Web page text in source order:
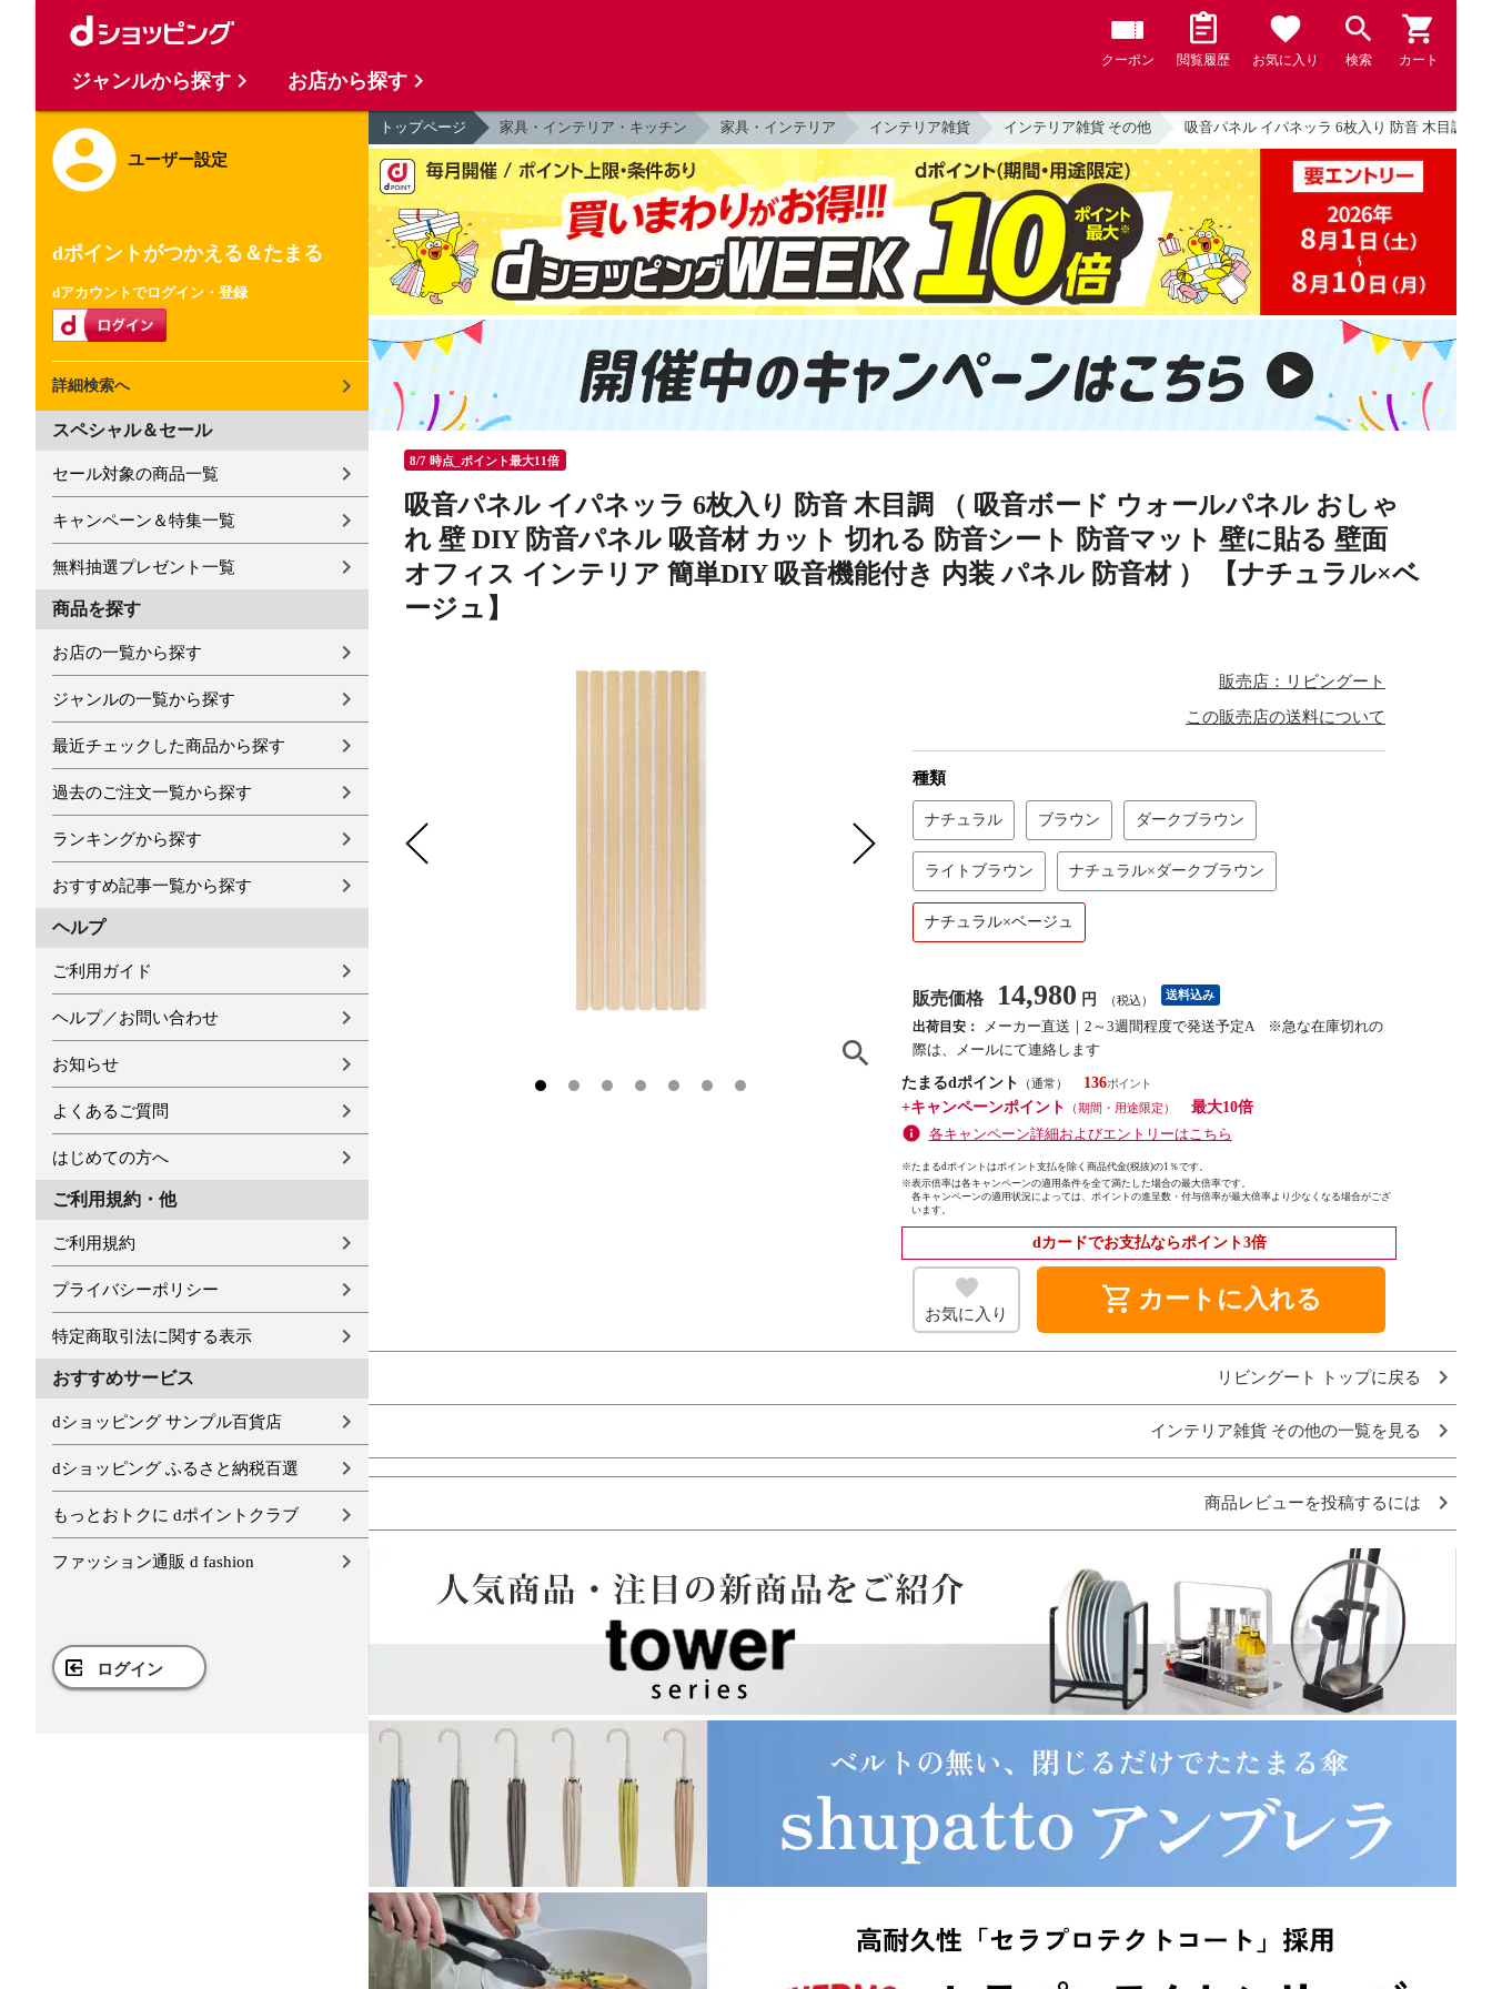
クーポン 閲覧履歴 お気に入り 検索 カート
ユーザー設定
dポイントがつかえる＆たまる
dアカウントでログイン・登録
詳細検索へ
スペシャル＆セール
セール対象の商品一覧
キャンペーン＆特集一覧
無料抽選プレゼント一覧
商品を探す
お店の一覧から探す
ジャンルの一覧から探す
最近チェックした商品から探す
過去のご注文一覧から探す
ランキングから探す
おすすめ記事一覧から探す
ヘルプ
ご利用ガイド
ヘルプ／お問い合わせ
お知らせ
よくあるご質問
はじめての方へ
ご利用規約・他
ご利用規約
プライバシーポリシー
特定商取引法に関する表示
おすすめサービス
dショッピング サンプル百貨店
dショッピング ふるさと納税百選
もっとおトクに dポイントクラブ
ファッション通販 d fashion
ログイン
トップページ 家具・インテリア・キッチン 家具・インテリア インテリア雑貨 インテリア雑貨 その他 吸音パネル イパネッラ 6枚入り 防音 木目調
8/7 時点_ポイント最大11倍
吸音パネル イパネッラ 6枚入り 防音 木目調 （ 吸音ボード ウォールパネル おしゃ
れ 壁 DIY 防音パネル 吸音材 カット 切れる 防音シート 防音マット 壁に貼る 壁面
オフィス インテリア 簡単DIY 吸音機能付き 内装 パネル 防音材 ） 【ナチュラル×ベ
ージュ】
販売店：リビングート
この販売店の送料について
種類
ナチュラル ブラウン ダークブラウン
ライトブラウン ナチュラル×ダークブラウン
ナチュラル×ベージュ
販売価格 14,980 円 （税込） 送料込み
出荷目安：
メーカー直送｜2～3週間程度で発送予定A ※急な在庫切れの
際は、メールにて連絡します
たまるdポイント
（通常）
136
+キャンペーンポイント
（期間・用途限定）
最大10倍
各キャンペーン詳細およびエントリーはこちら
※たまるdポイントはポイント支払を除く商品代金(税抜)の1％です。
※表示倍率は各キャンペーンの適用条件を全て満たした場合の最大倍率です。
各キャンペーンの適用状況によっては、ポイントの進呈数・付与倍率が最大倍率より少なくなる場合がござ
います。
dカードでお支払ならポイント3倍
お気に入り shopping_cart カートに入れる
リビングート トップに戻る
インテリア雑貨 その他の一覧を見る
商品レビューを投稿するには
ジャンルから探す お店から探す